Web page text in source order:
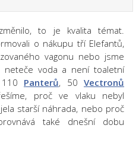
to je kvalita témat.
o nákupu tří Elefantů,
vagonu nebo jsme
neteče voda a není toaletní
Panterů, 50 Vectronů
proč ve vlaku nebyl
starší náhrada, nebo proč
také dnešní dobu